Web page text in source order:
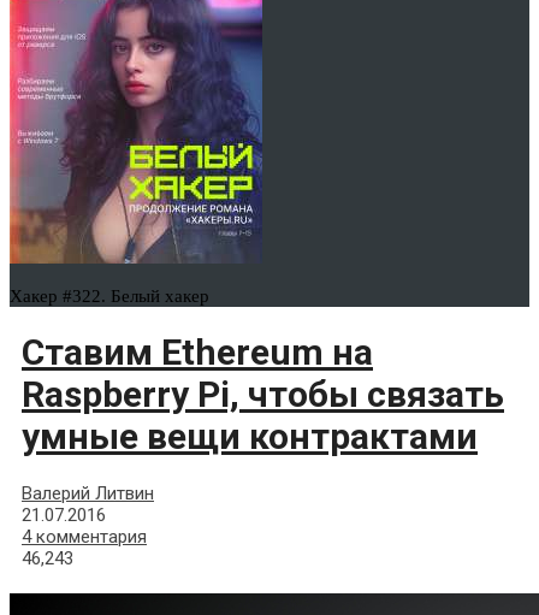
Хакер #322. Белый хакер
Ставим Ethereum на
Raspberry Pi, чтобы связать
умные вещи контрактами
Валерий Литвин
21.07.2016
4 комментария
46,243